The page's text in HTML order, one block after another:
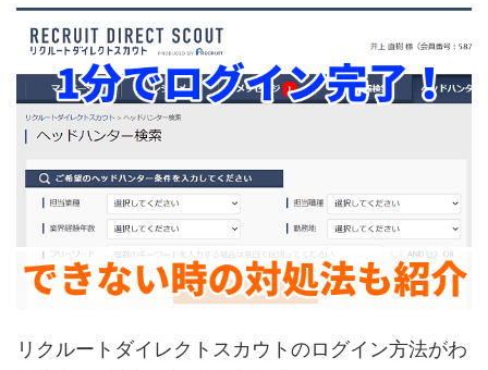
リクルートダイレクトスカウトのログイン方法がわ